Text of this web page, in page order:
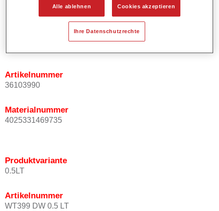
der Serienlackierung eingesetzt.
Artikelnummer
36103990
Materialnummer
4025331469735
Produktvariante
0.5LT
Artikelnummer
WT399 DW 0.5 LT
Alle ablehnen Cookies akzeptieren
Ihre Datenschutzrechte